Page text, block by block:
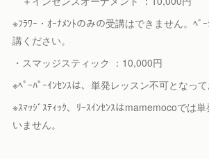
※ﾌﾗﾜｰ・ｵｰﾅﾒﾝﾄのみの受講はできません。ﾍﾞ
講ください。
・スマッジスティック ：10,000円
※ﾍﾟｰﾊﾟｰｲﾝｾﾝｽは、単発レッスン不可となって
※ｽﾏｯｼﾞｽﾃｨｯｸ、ﾘｰｽｲﾝｾﾝｽはmamemocoでは
いません。